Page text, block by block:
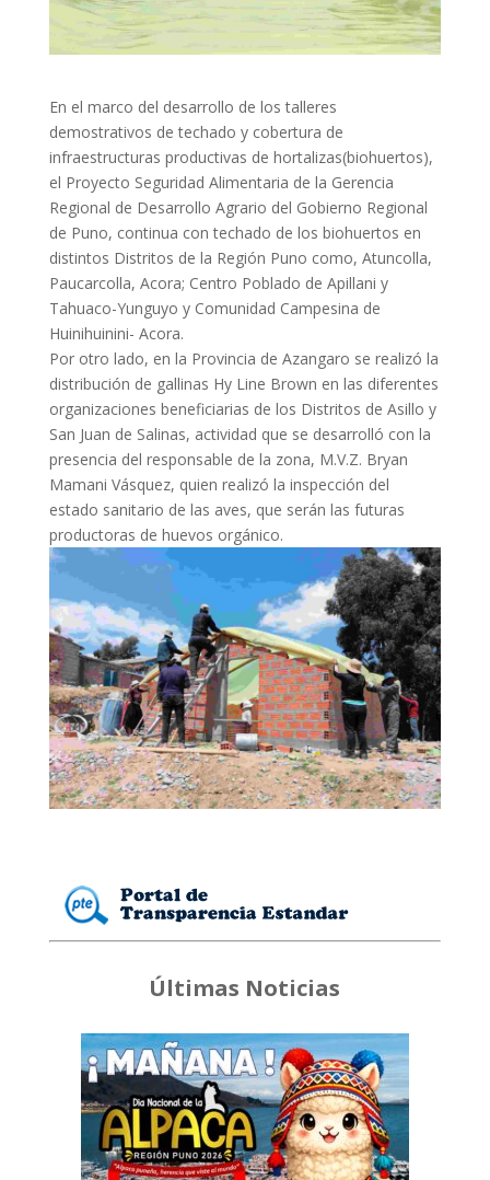
En el marco del desarrollo de los talleres
demostrativos de techado y cobertura de
infraestructuras productivas de hortalizas(biohuertos),
el Proyecto Seguridad Alimentaria de la Gerencia
Regional de Desarrollo Agrario del Gobierno Regional
de Puno, continua con techado de los biohuertos en
distintos Distritos de la Región Puno como, Atuncolla,
Paucarcolla, Acora; Centro Poblado de Apillani y
Tahuaco-Yunguyo y Comunidad Campesina de
Huinihuinini- Acora.
Por otro lado, en la Provincia de Azangaro se realizó la
distribución de gallinas Hy Line Brown en las diferentes
organizaciones beneficiarias de los Distritos de Asillo y
San Juan de Salinas, actividad que se desarrolló con la
presencia del responsable de la zona, M.V.Z. Bryan
Mamani Vásquez, quien realizó la inspección del
estado sanitario de las aves, que serán las futuras
productoras de huevos orgánico.
Últimas Noticias